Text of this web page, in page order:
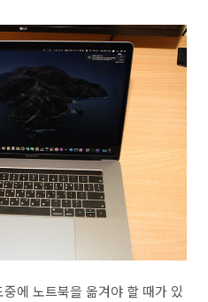
에 노트북을 옮겨야 할 때가 있